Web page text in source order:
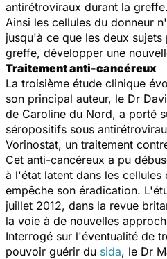
antirétroviraux durant la greffe.
Ainsi les cellules du donneur
jusqu'à ce que les deux sujets
greffe, développer une
Traitement anti-cancéreux
La troisième étude clinique
son principal auteur, le Dr
de Caroline du Nord, a porté
séropositifs sous
Vorinostat, un traitement
Cet anti-cancéreux a pu
à l'état latent dans les cellules
empêche son éradication.
juillet 2012, dans la revue
la voie à de nouvelles
Interrogé sur l'éventualité de
pouvoir guérir du sida, le Dr